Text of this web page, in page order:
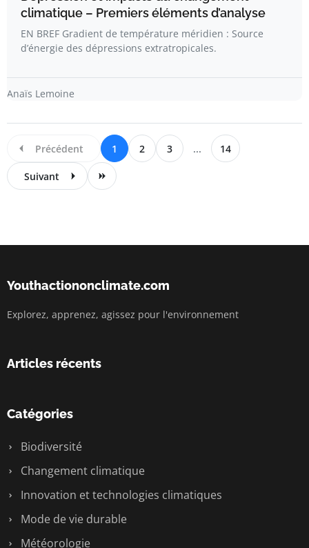
climatique – Premiers éléments d’analyse
EN BREF Gradient de température méridien : Source
d’énergie des dépressions extratropicales.
Anaïs Lemoine
Précédent 1 2 3 ... 14
Suivant
Youthactiononclimate.com
Explorez, apprenez, agissez pour l'environnement
Articles récents
Catégories
Biodiversité
Changement climatique
Innovation et technologies climatiques
Mode de vie durable
Météorologie